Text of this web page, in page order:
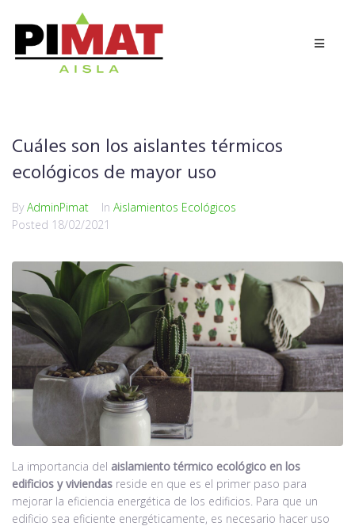
Cuáles son los aislantes térmicos
ecológicos de mayor uso
By AdminPimat In Aislamientos Ecológicos
Posted 18/02/2021
La importancia del aislamiento térmico ecológico en los
edificios y viviendas reside en que es el primer paso para
mejorar la eficiencia energética de los edificios. Para que un
edificio sea eficiente energéticamente, es necesario hacer uso